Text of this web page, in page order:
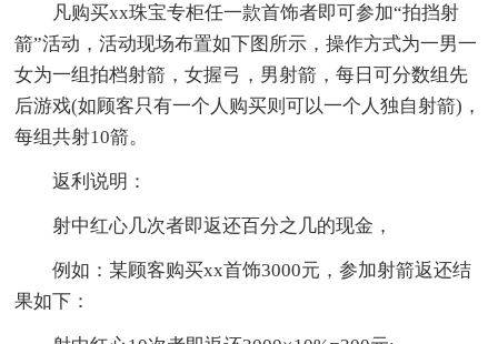
凡购买xx珠宝专柜任一款首饰者即可参加“拍挡射
箭”活动，活动现场布置如下图所示，操作方式为一男一
女为一组拍档射箭，女握弓，男射箭，每日可分数组先
后游戏(如顾客只有一个人购买则可以一个人独自射箭)，
每组共射10箭。
返利说明：
射中红心几次者即返还百分之几的现金，
例如：某顾客购买xx首饰3000元，参加射箭返还结
果如下：